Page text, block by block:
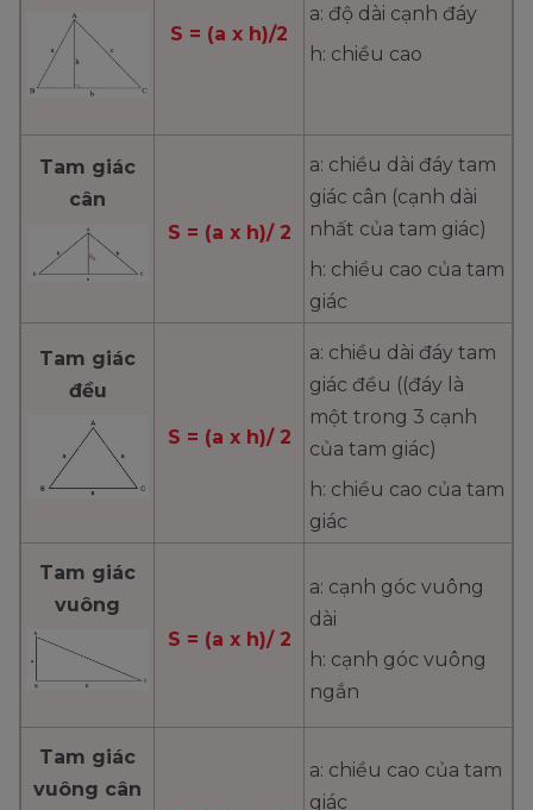
S = (a x h)/2
a: độ dài cạnh đáy
h: chiều cao
Tam giác
cân
S = (a x h)/ 2
a: chiều dài đáy tam
giác cân (cạnh dài
nhất của tam giác)
h: chiều cao của tam
giác
Tam giác
đều
S = (a x h)/ 2
a: chiều dài đáy tam
giác đều ((đáy là
một trong 3 cạnh
của tam giác)
h: chiều cao của tam
giác
Tam giác
vuông
S = (a x h)/ 2
a: cạnh góc vuông
dài
h: cạnh góc vuông
ngắn
Tam giác
vuông cân
a: chiều cao của tam
giác